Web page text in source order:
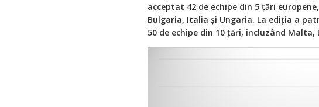
acceptat 42 de echipe din 5 țări
Bulgaria, Italia și Ungaria. La ediția a
50 de echipe din 10 țări, incluzând Malta,